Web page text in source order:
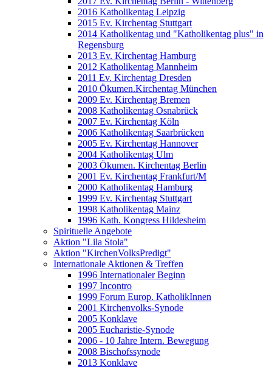
2016 Katholikentag Leipzig
2015 Ev. Kirchentag Stuttgart
2014 Katholikentag und "Katholikentag plus" in
Regensburg
2013 Ev. Kirchentag Hamburg
2012 Katholikentag Mannheim
2011 Ev. Kirchentag Dresden
2010 Ökumen.Kirchentag München
2009 Ev. Kirchentag Bremen
2008 Katholikentag Osnabrück
2007 Ev. Kirchentag Köln
2006 Katholikentag Saarbrücken
2005 Ev. Kirchentag Hannover
2004 Katholikentag Ulm
2003 Ökumen. Kirchentag Berlin
2001 Ev. Kirchentag Frankfurt/M
2000 Katholikentag Hamburg
1999 Ev. Kirchentag Stuttgart
1998 Katholikentag Mainz
1996 Kath. Kongress Hildesheim
Spirituelle Angebote
Aktion "Lila Stola"
Aktion "KirchenVolksPredigt"
Internationale Aktionen & Treffen
1996 Internationaler Beginn
1997 Incontro
1999 Forum Europ. KatholikInnen
2001 Kirchenvolks-Synode
2005 Konklave
2005 Eucharistie-Synode
2006 - 10 Jahre Intern. Bewegung
2008 Bischofssynode
2013 Konklave